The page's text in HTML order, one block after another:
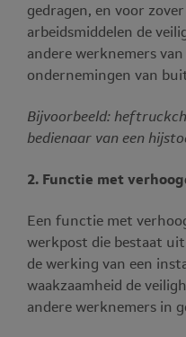
gedragen, en voor
arbeidsmiddelen de
andere werknemers
ondernemingen van
Bijvoorbeeld:
bedienaar van een
2. Functie met
Een functie met
werkpost die bestaat
de werking van een
waakzaamheid de
andere werknemers in